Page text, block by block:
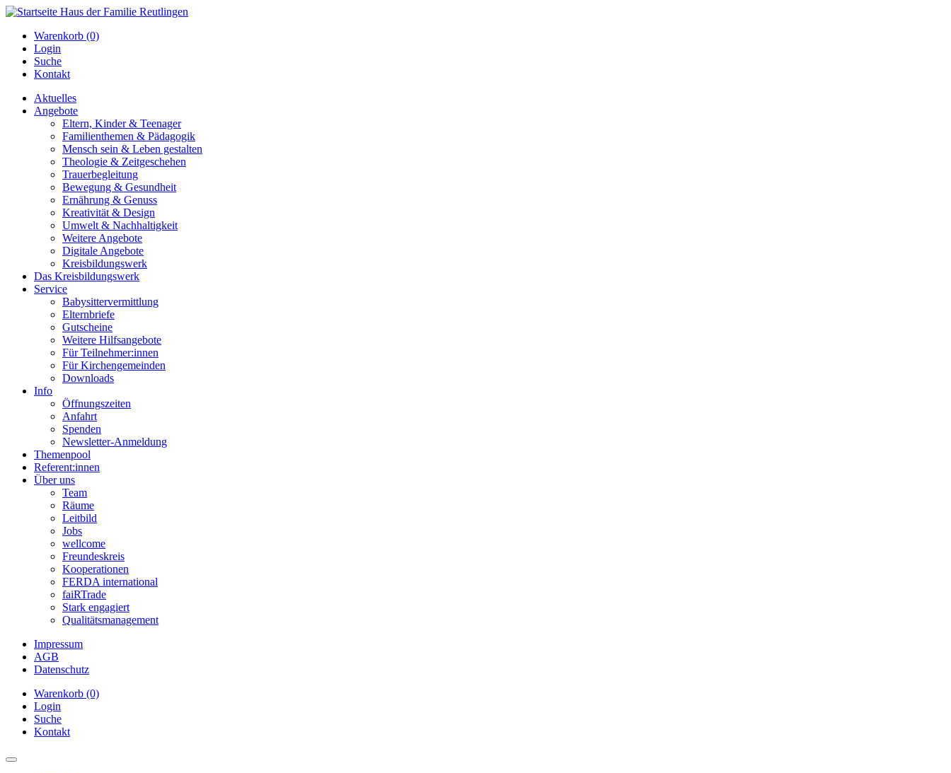
Warenkorb (0)
Login
Suche
Kontakt
Aktuelles
Angebote
Eltern, Kinder & Teenager
Familienthemen & Pädagogik
Mensch sein & Leben gestalten
Theologie & Zeitgeschehen
Trauerbegleitung
Bewegung & Gesundheit
Ernährung & Genuss
Kreativität & Design
Umwelt & Nachhaltigkeit
Weitere Angebote
Digitale Angebote
Kreisbildungswerk
Das Kreisbildungswerk
Service
Babysittervermittlung
Elternbriefe
Gutscheine
Weitere Hilfsangebote
Für Teilnehmer:innen
Für Kirchengemeinden
Downloads
Info
Öffnungszeiten
Anfahrt
Spenden
Newsletter-Anmeldung
Themenpool
Referent:innen
Über uns
Team
Räume
Leitbild
Jobs
wellcome
Freundeskreis
Kooperationen
FERDA international
faiRTrade
Stark engagiert
Qualitätsmanagement
Impressum
AGB
Datenschutz
Warenkorb (0)
Login
Suche
Kontakt